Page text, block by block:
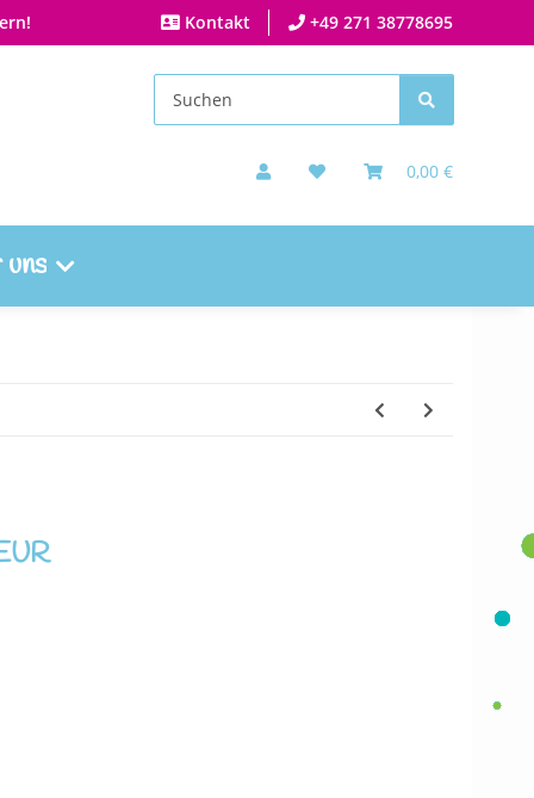
Kontakt +49 271 38778695
0,00 €